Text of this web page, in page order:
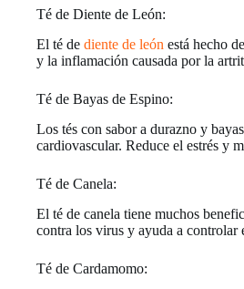
Té de Diente de León:
El té de diente de león está hecho
y la inflamación causada por la
Té de Bayas de Espino:
Los tés con sabor a durazno y
cardiovascular. Reduce el estrés y
Té de Canela:
El té de canela tiene muchos
contra los virus y ayuda a controlar
Té de Cardamomo: